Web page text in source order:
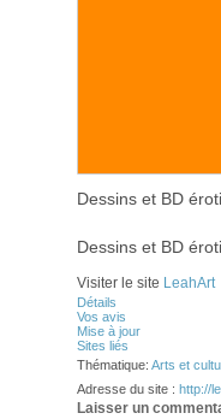
Dessins et BD
Dessins et BD
Visiter le site LeahArt
Détails
Vos avis
Mise à jour
Sites liés
Thématique: Arts et
Adresse du site : http://
Laisser un